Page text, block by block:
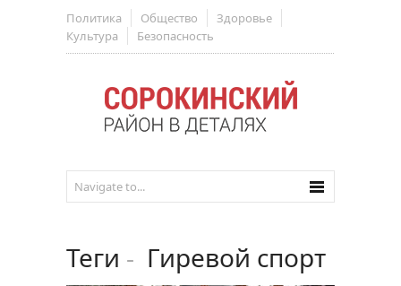
Политика Общество
Здоровье
Культура
Безопасность
Теги - Гиревой спорт